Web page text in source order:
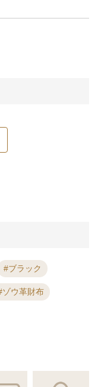
ブラック
ゾウ革財布